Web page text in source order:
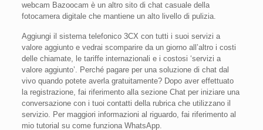
webcam Bazoocam è un altro sito di chat casuale della
fotocamera digitale che mantiene un alto livello di pulizia.
Aggiungi il sistema telefonico 3CX con tutti i suoi servizi a
valore aggiunto e vedrai scomparire da un giorno all’altro i costi
delle chiamate, le tariffe internazionali e i costosi ‘servizi a
valore aggiunto’. Perché pagare per una soluzione di chat dal
vivo quando potete averla gratuitamente? Dopo aver effettuato
la registrazione, fai riferimento alla sezione Chat per iniziare una
conversazione con i tuoi contatti della rubrica che utilizzano il
servizio. Per maggiori informazioni al riguardo, fai riferimento al
mio tutorial su come funziona WhatsApp.